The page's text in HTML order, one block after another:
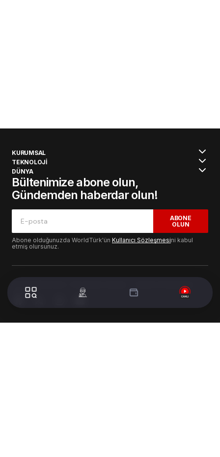
KURUMSAL
TEKNOLOJİ
DÜNYA
Bültenimize abone olun,
Gündemden haberdar olun!
ABONE
OLUN
Abone olduğunuzda WorldTürk'ün Kullanıcı Sözleşmesini kabul
etmiş olursunuz.
© 2024 WorldTurk. Tüm Hakları Saklıdır. - Tasarım & Geliştirme :
Volion's